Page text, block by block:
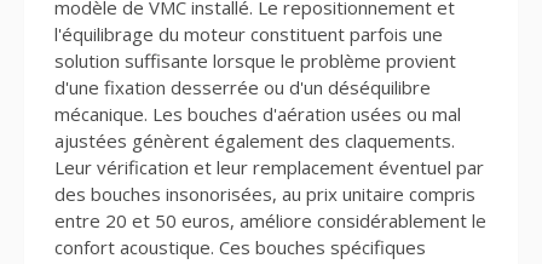
modèle de VMC installé. Le repositionnement et
l'équilibrage du moteur constituent parfois une
solution suffisante lorsque le problème provient
d'une fixation desserrée ou d'un déséquilibre
mécanique. Les bouches d'aération usées ou mal
ajustées génèrent également des claquements.
Leur vérification et leur remplacement éventuel par
des bouches insonorisées, au prix unitaire compris
entre 20 et 50 euros, améliore considérablement le
confort acoustique. Ces bouches spécifiques